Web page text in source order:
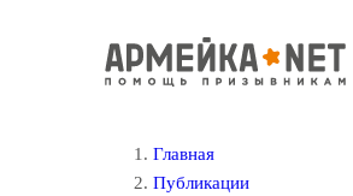
Главная
Публикации